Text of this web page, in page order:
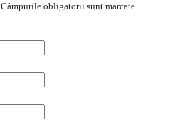
Câmpurile obligatorii sunt marcate